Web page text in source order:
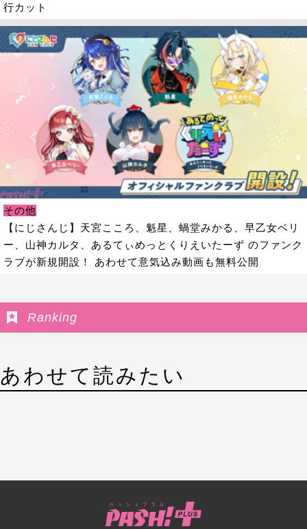
行カット
その他
【にじさんじ】天宮こころ、魁星、蝸堂みかる、早乙女ベリ
ー、山神カルタ、あるてぃめっとくりえいたーず のファンク
ラブが新規開設！ あわせて意気込み動画も無料公開
Ranking
あわせて読みたい